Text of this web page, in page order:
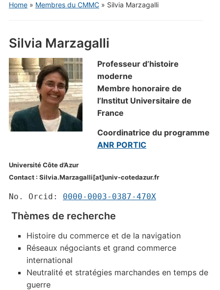
Home» Membres du CMMC» Silvia Marzagalli
Silvia Marzagalli
Professeur d’histoire
moderne
Membre honoraire de
l’Institut Universitaire de
France
Coordinatrice du programme
ANR PORTIC
Université Côte d’Azur
Contact : Silvia.Marzagalli[at]univ-cotedazur.fr
No. Orcid: 0000-0003-0387-470X
Thèmes de recherche
Histoire du commerce et de la navigation
Réseaux négociants et grand commerce
international
Neutralité et stratégies marchandes en temps de
guerre